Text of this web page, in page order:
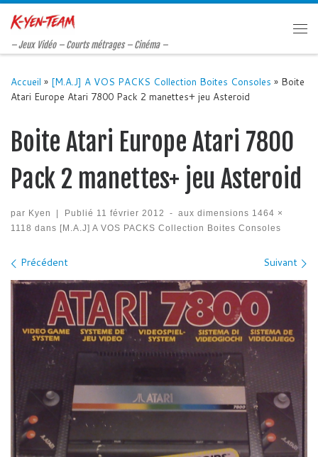
Passer au contenu
– Jeux Vidéo – Courts métrages – Cinéma –
Accueil » [M.A.J] A VOS PACKS Collection Boites Consoles » Boite
Atari Europe Atari 7800 Pack 2 manettes+ jeu Asteroid
Boite Atari Europe Atari 7800
Pack 2 manettes+ jeu Asteroid
par Kyen | Publié 11 février 2012 - aux dimensions 1464 ×
1118 dans [M.A.J] A VOS PACKS Collection Boites Consoles
Navigation des images
Précédent Suivant